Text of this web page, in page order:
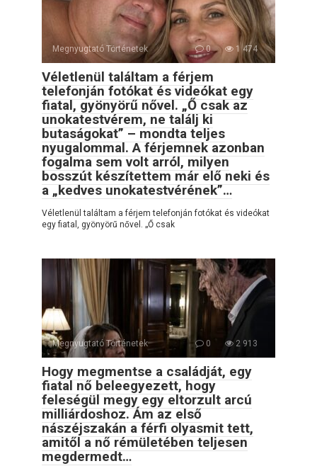
Megnyugtató Történetek 0 1 474
Véletlenül találtam a férjem
telefonján fotókat és videókat egy
fiatal, gyönyörű nővel. „Ő csak az
unokatestvérem, ne találj ki
butaságokat” – mondta teljes
nyugalommal. A férjemnek azonban
fogalma sem volt arról, milyen
bosszút készítettem már elő neki és
a „kedves unokatestvérének”…
Véletlenül találtam a férjem telefonján fotókat és videókat
egy fiatal, gyönyörű nővel. „Ő csak
Megnyugtató Történetek 0 2 913
Hogy megmentse a családját, egy
fiatal nő beleegyezett, hogy
feleségül megy egy eltorzult arcú
milliárdoshoz. Ám az első
nászéjszakán a férfi olyasmit tett,
amitől a nő rémületében teljesen
megdermedt…